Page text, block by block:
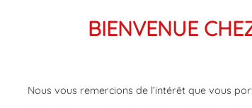
BIENVENUE
Nous vous remercions de l’intérêt que vous